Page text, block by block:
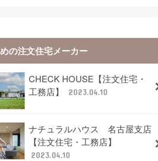
の注文住宅メーカー
CHECK HOUSE【注文住宅・
工務店】
2023.04.10
ナチュラルハウス 名古屋支店
【注文住宅・工務店】
2023.04.10